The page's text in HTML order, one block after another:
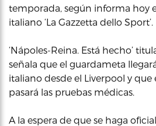
temporada, según informa hoy
italiano ‘La Gazzetta dello Sport’.
‘Nápoles-Reina. Está hecho’
señala que el guardameta
italiano desde el Liverpool y que
pasará las pruebas médicas.
A la espera de que se haga